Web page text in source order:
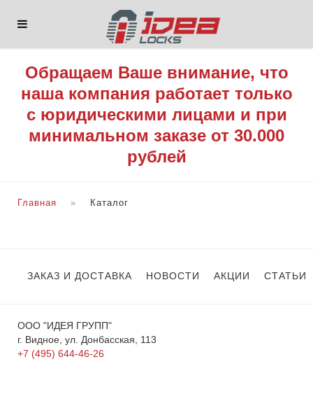
Обращаем Ваше внимание, что
наша компания работает только
с юридическими лицами и при
минимальном заказе от 30.000
рублей
Главная Каталог
ЗАКАЗ И ДОСТАВКА НОВОСТИ АКЦИИ СТАТЬИ
ООО "ИДЕЯ ГРУПП"
г. Видное, ул. Донбасская, 113
+7 (495) 644-46-26